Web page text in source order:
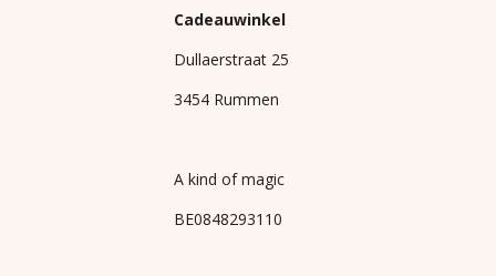
Cadeauwinkel
Dullaerstraat 25
3454 Rummen
A kind of magic
BE0848293110